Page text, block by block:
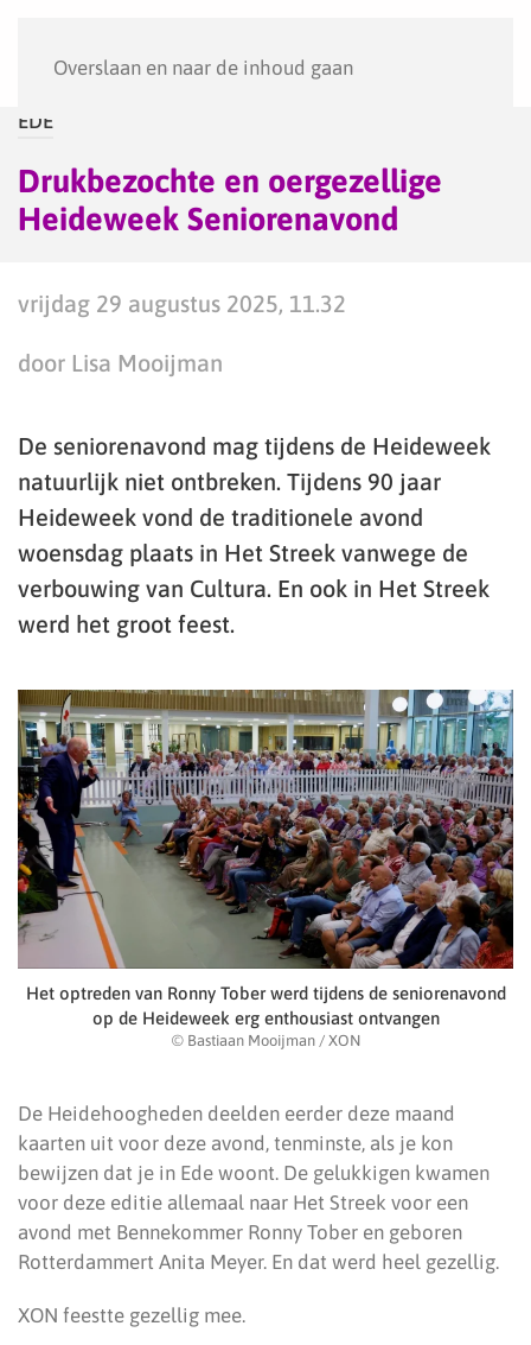
Overslaan en naar de inhoud gaan
EDE
Drukbezochte en oergezellige
Heideweek Seniorenavond
vrijdag 29 augustus 2025, 11.32
door Lisa Mooijman
De seniorenavond mag tijdens de Heideweek
natuurlijk niet ontbreken. Tijdens 90 jaar
Heideweek vond de traditionele avond
woensdag plaats in Het Streek vanwege de
verbouwing van Cultura. En ook in Het Streek
werd het groot feest.
Het optreden van Ronny Tober werd tijdens de seniorenavond
op de Heideweek erg enthousiast ontvangen
© Bastiaan Mooijman / XON
De Heidehoogheden deelden eerder deze maand
kaarten uit voor deze avond, tenminste, als je kon
bewijzen dat je in Ede woont. De gelukkigen kwamen
voor deze editie allemaal naar Het Streek voor een
avond met Bennekommer Ronny Tober en geboren
Rotterdammert Anita Meyer. En dat werd heel gezellig.
XON feestte gezellig mee.